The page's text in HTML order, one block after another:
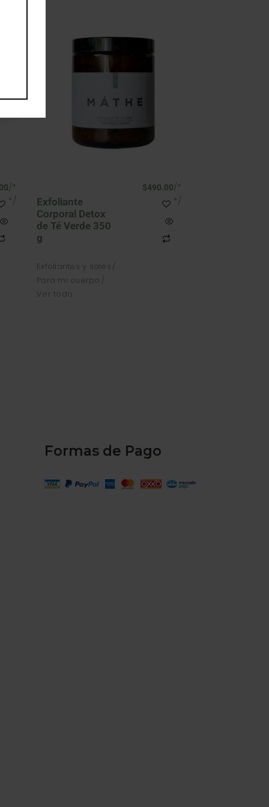
/*
*/
Exfoliante
Corporal Detox
de Té Verde 350
g
Exfoliantes y sales
Para mi cuerpo
Ver todo
$490.00/*
*/
Formas de Pago